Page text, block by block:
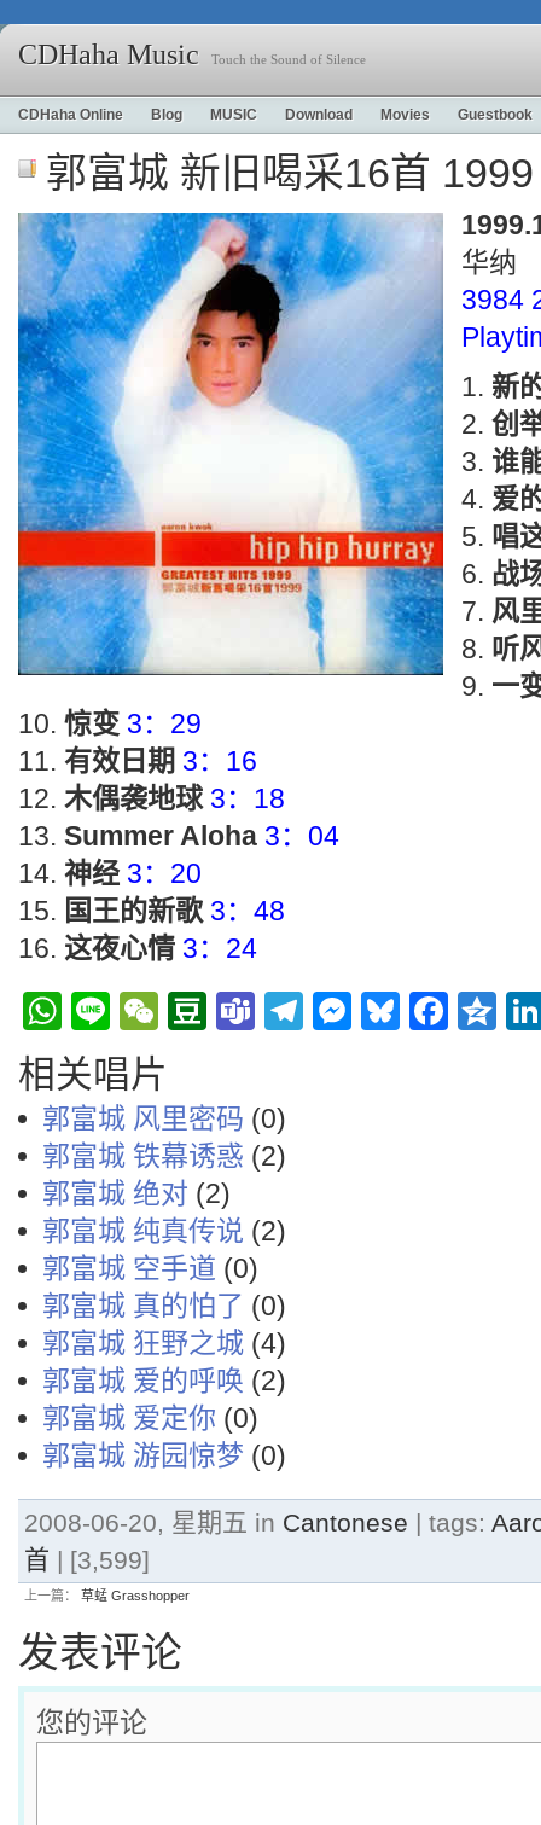
CDHaha Music Touch the Sound of Silence
CDHaha Online Blog MUSIC Download Movies Guestbook
郭富城 新旧喝采16首 1999
华纳
3984
新
创
谁
爱
唱
战
风
听
一
惊变 3：29
有效日期 3：16
木偶袭地球 3：18
Summer Aloha 3：04
神经 3：20
国王的新歌 3：48
这夜心情 3：24
WhatsApp
LineWeChat
Douban
TeamsTelegramBluesky
相关唱片
郭富城 风里密码 (0)
郭富城 铁幕诱惑 (2)
郭富城 绝对 (2)
郭富城 纯真传说 (2)
郭富城 空手道 (0)
郭富城 真的怕了 (0)
郭富城 狂野之城 (4)
郭富城 爱的呼唤 (2)
郭富城 爱定你 (0)
郭富城 游园惊梦 (0)
2008-06-20, 星期五 in Cantonese | tags:
首 | [3,599]
上一篇： 草蜢 Grasshopper
发表评论
您的评论